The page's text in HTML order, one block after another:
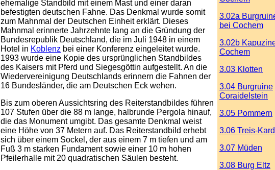
ehemalige Standbild mit einem Mast und einer daran
befestigten deutschen Fahne. Das Denkmal wurde somit
zum Mahnmal der Deutschen Einheit erklärt. Dieses
Mahnmal erinnerte Jahrzehnte lang an die Gründung der
Bundesrepublik Deutschland, die im Juli 1948 in einem
Hotel in Koblenz bei einer Konferenz eingeleitet wurde.
1993 wurde eine Kopie des ursprünglichen Standbildes
des Kaisers mit Pferd und Siegesgöttin aufgestellt. An die
Wiedervereinigung Deutschlands erinnern die Fahnen der
16 Bundesländer, die am Deutschen Eck wehen.
Bis zum oberen Aussichtsring des Reiterstandbildes führen
107 Stufen über die 88 m lange, halbrunde Pergola hinauf,
die das Monument umgibt. Das gesamte Denkmal weist
eine Höhe von 37 Metern auf. Das Reiterstandbild erhebt
sich über einem Sockel, der aus einem 7 m tiefen und am
Fuß 3 m starken Fundament sowie einer 10 m hohen
Pfeilerhalle mit 20 quadratischen Säulen besteht.
3.02a
bei Cochem
3.02b
Cochem
3.03 Klotten
3.04 Burgruine
Coraidelstein
3.05 Pommern
3.06 Treis-
3.07 Müden
3.08 Burg Eltz